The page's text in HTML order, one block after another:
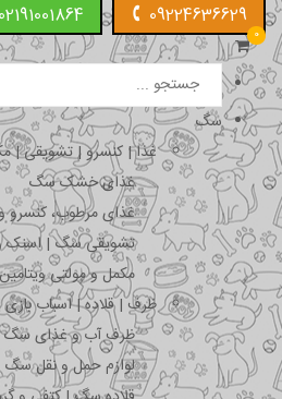
09224636629
02191001864
0
سگ
غذا | کنسرو | تشویقی |
غذای خشک سگ
غذای مرطوب،
تشویقی سگ | اسنک
مکمل و مولتی
ظرف | قلاده | اسباب
ظرف آب و غذای سگ
لوازم حمل و نقل سگ